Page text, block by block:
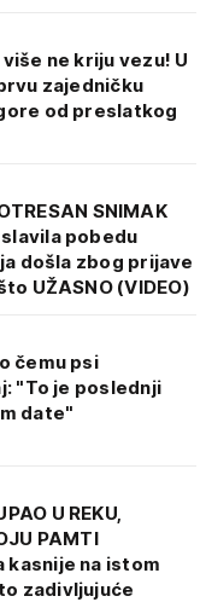
ne kriju vezu! U
zajedničku
od preslatkog
SNIMAK
slavila pobedu
došla zbog prijave
UŽASNO (VIDEO)
čemu psi
"To je poslednji
date"
U REKU,
PAMTI
kasnije na istom
zadivljujuće